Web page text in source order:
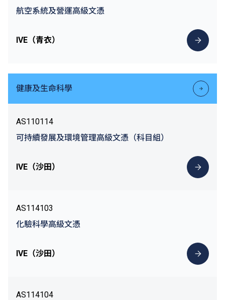
航空系統及營運高級文憑
IVE（青衣）
健康及生命科學
AS110114
可持續發展及環境管理高級文憑（科目組）
IVE（沙田）
AS114103
化驗科學高級文憑
IVE（沙田）
AS114104